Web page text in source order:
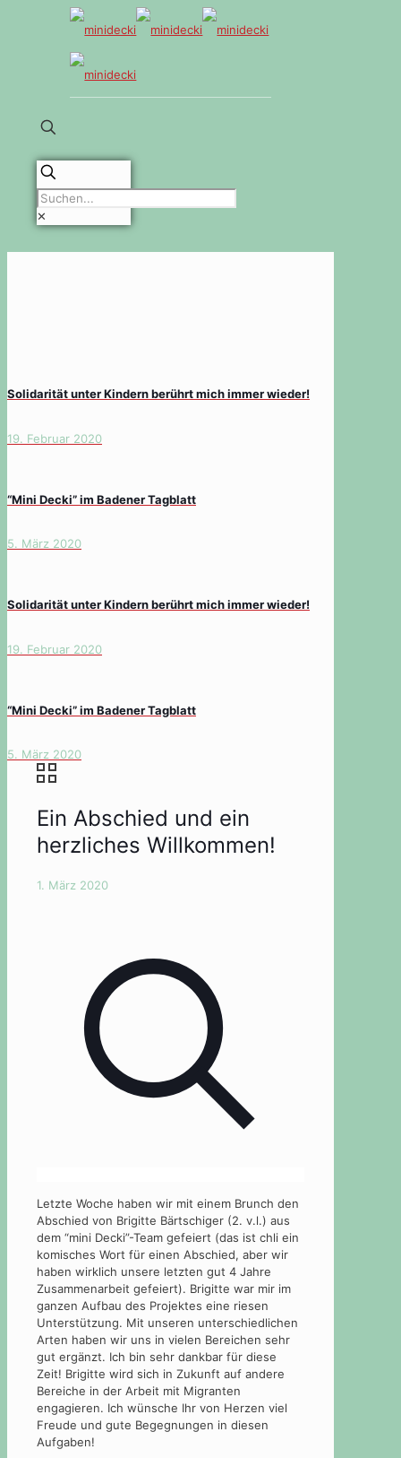
✕
Solidarität unter Kindern berührt mich immer wieder!
19. Februar 2020
“Mini Decki” im Badener Tagblatt
5. März 2020
Solidarität unter Kindern berührt mich immer wieder!
19. Februar 2020
“Mini Decki” im Badener Tagblatt
5. März 2020
Ein Abschied und ein
herzliches Willkommen!
1. März 2020
Letzte Woche haben wir mit einem Brunch den
Abschied von Brigitte Bärtschiger (2. v.l.) aus
dem “mini Decki”-Team gefeiert (das ist chli ein
komisches Wort für einen Abschied, aber wir
haben wirklich unsere letzten gut 4 Jahre
Zusammenarbeit gefeiert). Brigitte war mir im
ganzen Aufbau des Projektes eine riesen
Unterstützung. Mit unseren unterschiedlichen
Arten haben wir uns in vielen Bereichen sehr
gut ergänzt. Ich bin sehr dankbar für diese
Zeit! Brigitte wird sich in Zukunft auf andere
Bereiche in der Arbeit mit Migranten
engagieren. Ich wünsche Ihr von Herzen viel
Freude und gute Begegnungen in diesen
Aufgaben!